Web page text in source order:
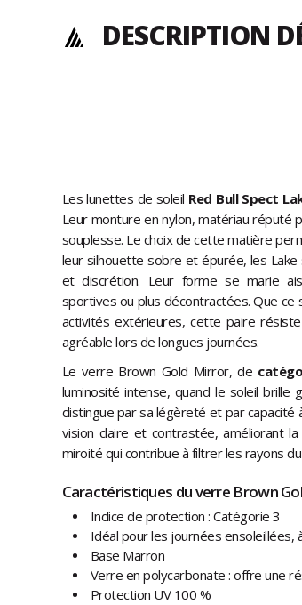
DESCRIPTION
Les lunettes de soleil Red Bull Spect
Leur monture en nylon, matériau réputé
souplesse. Le choix de cette matière
leur silhouette sobre et épurée, les
et discrétion. Leur forme se marie
sportives ou plus décontractées. Que
activités extérieures, cette paire
agréable lors de longues journées.
Le verre Brown Gold Mirror, de
luminosité intense, quand le soleil brille
distingue par sa légèreté et par capacité
vision claire et contrastée, améliorant
miroité qui contribue à filtrer les rayons
Caractéristiques du verre Brown
Indice de protection : Catégorie 3
Idéal pour les journées ensoleillées,
Base Marron
Verre en polycarbonate : offre une
Protection UV 100 %